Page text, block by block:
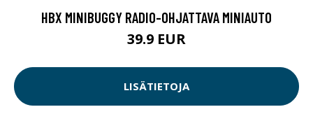
HBX MINIBUGGY RADIO-OHJATTAVA MINIAUTO
39.9 EUR
LISÄTIETOJA